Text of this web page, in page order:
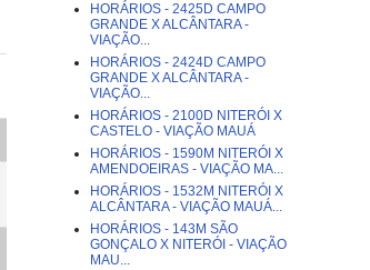
HORÁRIOS - 2425D CAMPO
GRANDE X ALCÂNTARA -
VIAÇÃO...
HORÁRIOS - 2424D CAMPO
GRANDE X ALCÂNTARA -
VIAÇÃO...
HORÁRIOS - 2100D NITERÓI X
CASTELO - VIAÇÃO MAUÁ
HORÁRIOS - 1590M NITERÓI X
AMENDOEIRAS - VIAÇÃO MA...
HORÁRIOS - 1532M NITERÓI X
ALCÂNTARA - VIAÇÃO MAUÁ...
HORÁRIOS - 143M SÃO
GONÇALO X NITERÓI - VIAÇÃO
MAU...